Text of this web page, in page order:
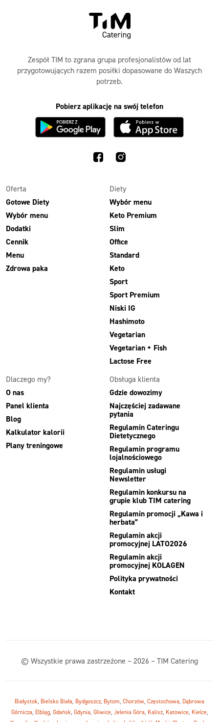
Zespół TIM to zgrana grupa profesjonalistów od lat
przygotowujących razem posiłki dopasowane do Waszych
potrzeb.
Pobierz aplikację na swój telefon
Oferta
Gotowe Diety
Wybór menu
Dodatki
Cennik
Menu
Zdrowa paka
Diety
Wybór menu
Keto Premium
Slim
Office
Standard
Keto
Sport
Sport Premium
Niski IG
Hashimoto
Vegetarian
Vegetarian + Fish
Lactose Free
Dlaczego my?
O nas
Panel klienta
Blog
Kalkulator kalorii
Plany treningowe
Obsługa klienta
Gdzie dowozimy
Najczęściej zadawane
pytania
Regulamin Cateringu
Dietetycznego
Regulamin programu
lojalnościowego
Regulamin usługi
Newsletter
Regulamin konkursu na
grupie klub TIM catering
Regulamin promocji „Kawa i
herbata”
Regulamin akcji
promocyjnej LATO2026
Regulamin akcji
promocyjnej KOLAGEN
Polityka prywatności
Kontakt
© Wszystkie prawa zastrzeżone – 2026 – TIM Catering
Białystok, Bielsko Biała, Bydgoszcz, Bytom, Chorzów, Częstochowa, Dąbrowa
Górnicza, Elbląg, Gdańsk, Gdynia, Gliwice, Jelenia Góra, Kalisz, Katowice, Kielce,